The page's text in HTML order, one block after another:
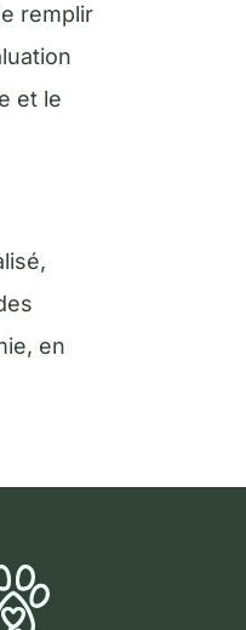
remplir
et le
en